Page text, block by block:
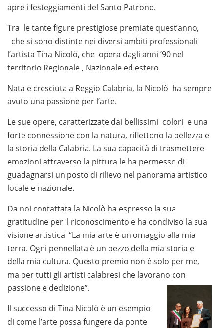
apre i festeggiamenti del Santo Patrono.
Tra le tante figure prestigiose premiate quest’anno,
che si sono distinte nei diversi ambiti professionali
l’artista Tina Nicolò, che opera dagli anni ’90 nel
territorio Regionale , Nazionale ed estero.
Nata e cresciuta a Reggio Calabria, la Nicolò ha sempre
avuto una passione per l’arte.
Le sue opere, caratterizzate dai bellissimi colori e una
forte connessione con la natura, riflettono la bellezza e
la storia della Calabria. La sua capacità di trasmettere
emozioni attraverso la pittura le ha permesso di
guadagnarsi un posto di rilievo nel panorama artistico
locale e nazionale.
Da noi contattata la Nicolò ha espresso la sua
gratitudine per il riconoscimento e ha condiviso la sua
visione artistica: “La mia arte è un omaggio alla mia
terra. Ogni pennellata è un pezzo della mia storia e
della mia cultura. Questo premio non è solo per me,
ma per tutti gli artisti calabresi che lavorano con
passione e dedizione”.
Il successo di Tina Nicolò è un esempio
di come l’arte possa fungere da ponte